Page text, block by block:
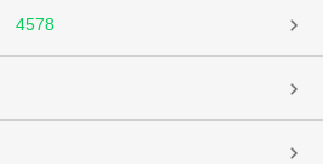
4578